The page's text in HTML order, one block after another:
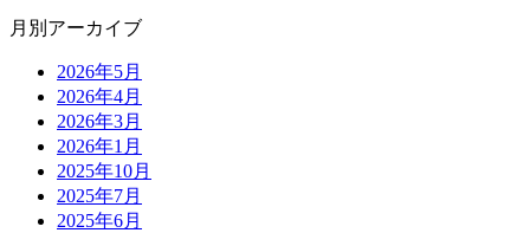
月別アーカイブ
2026年5月
2026年4月
2026年3月
2026年1月
2025年10月
2025年7月
2025年6月